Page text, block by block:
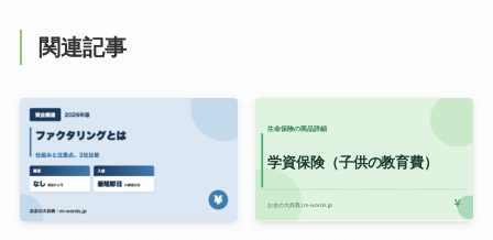
関連記事